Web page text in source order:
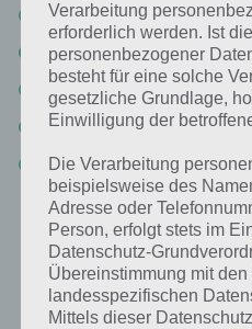
Findet Nemo (18%)
Oben (16%)
Wall-e (13%)
Monster AG (13%)
Die Unglaublichen (6%)
Von Cars sind mittlerweile
erschien 2006. In diesem haben
wie menschliche Charaktere
Verarbeitung
erforderlich werden. Ist
personenbezogener
besteht für eine solche
gesetzliche Grundlage,
Einwilligung der
Die Verarbeitung
beispielsweise des
Adresse oder
Person, erfolgt stets im
Datenschutz-
Übereinstimmung mit
landesspezifischen
Mittels dieser